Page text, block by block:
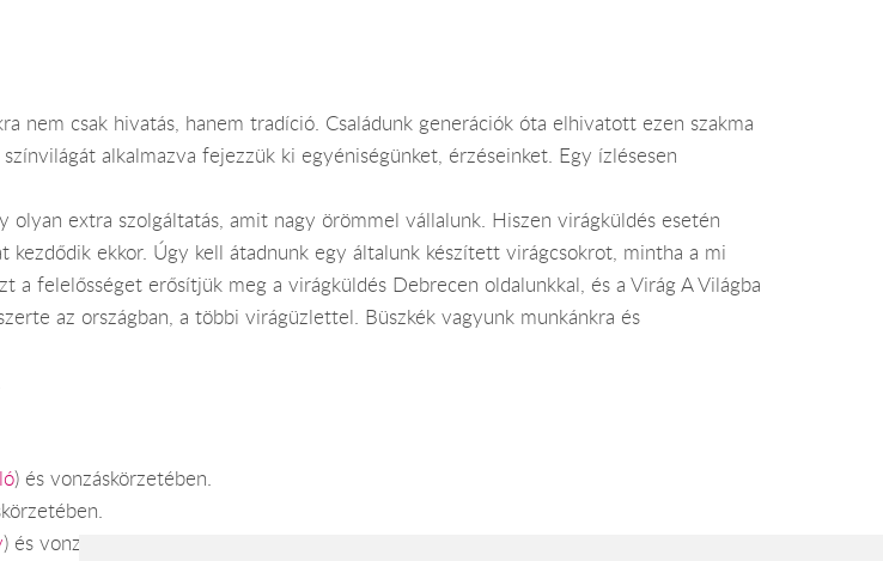
nem csak hivatás, hanem tradíció. Családunk generációk óta elhivatott ezen szakma
alkalmazva fejezzük ki egyéniségünket, érzéseinket. Egy ízlésesen
extra szolgáltatás, amit nagy örömmel vállalunk. Hiszen virágküldés esetén
ekkor. Úgy kell átadnunk egy általunk készített virágcsokrot, mintha a mi
felelősséget erősítjük meg a virágküldés Debrecen oldalunkkal, és a Virág A Világba
az országban, a többi virágüzlettel. Büszkék vagyunk munkánkra és
) és vonzáskörzetében.
) és vonzáskörzetében.